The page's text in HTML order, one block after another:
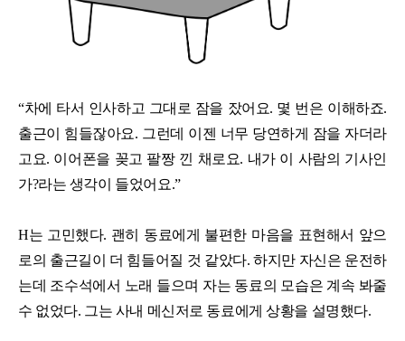
“차에 타서 인사하고 그대로 잠을 잤어요. 몇 번은 이해하죠.
출근이 힘들잖아요. 그런데 이젠 너무 당연하게 잠을 자더라
고요. 이어폰을 꽂고 팔짱 낀 채로요. 내가 이 사람의 기사인
가?라는 생각이 들었어요.”
H는 고민했다. 괜히 동료에게 불편한 마음을 표현해서 앞으
로의 출근길이 더 힘들어질 것 같았다. 하지만 자신은 운전하
는데 조수석에서 노래 들으며 자는 동료의 모습은 계속 봐줄
수 없었다. 그는 사내 메신저로 동료에게 상황을 설명했다.